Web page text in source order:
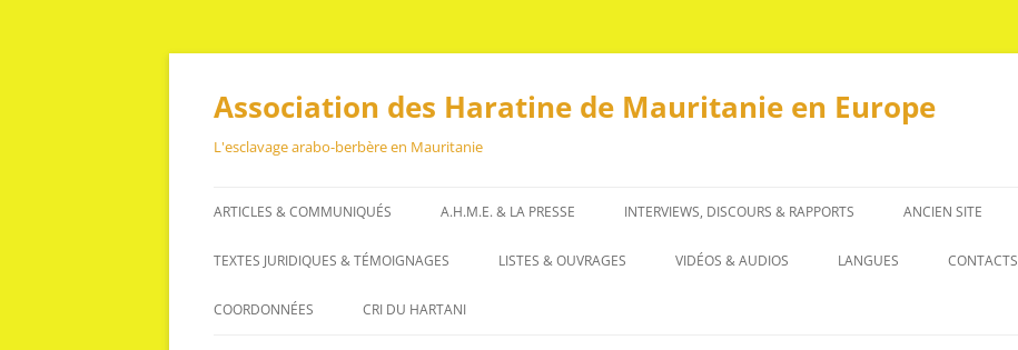
Aller
contenu
Association des Haratine de Mauritanie en Europe
L'esclavage arabo-berbère en Mauritanie
ARTICLES & COMMUNIQUÉS
ARTICLES
COMMUNIQUÉS
A.H.M.E. & LA PRESSE INTERVIEWS, DISCOURS & RAPPORTS
INTERVIEWS
ANCIEN SITE
TEXTES JURIDIQUES & TÉMOIGNAGES
TEXTES JURIDIQUES
LISTES & OUVRAGES VIDÉOS & AUDIOS LANGUES CONTACTS
COORDONNÉES CRI DU HARTANI